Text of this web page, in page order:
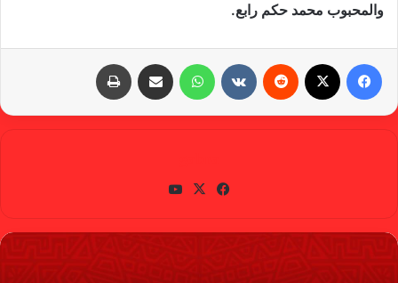
والمحبوب محمد حكم رابع.
واتساب
في
وك
X